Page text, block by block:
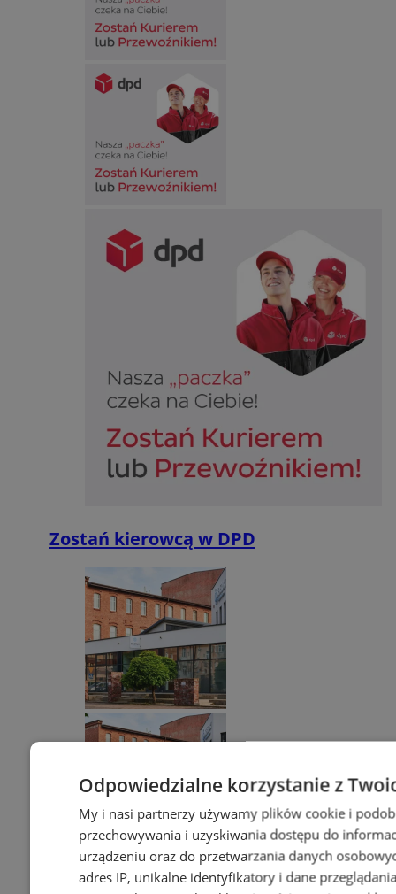
Zostań kierowcą w DPD
Odpowiedzialne korzystanie z
My i nasi partnerzy używamy plików cookie i
przechowywania i uzyskiwania dostępu do
urządzeniu oraz do przetwarzania danych
adres IP, unikalne identyfikatory i dane